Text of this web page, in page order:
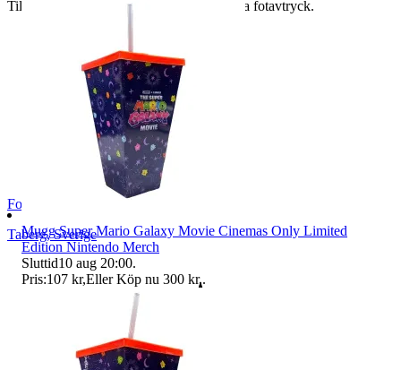
Tillsammans kan vi minska vårt ekologiska fotavtryck.
Footly
Taberg,Sverige
Mugg Super Mario Galaxy Movie Cinemas Only Limited
Edition Nintendo Merch
Sluttid10 aug 20:00.
Pris:107 kr,Eller Köp nu 300 kr,.